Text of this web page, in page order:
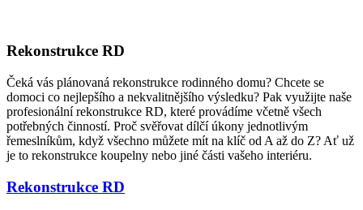
Rekonstrukce RD
Čeká vás plánovaná rekonstrukce rodinného domu? Chcete se
domoci co nejlepšího a nekvalitnějšího výsledku? Pak využijte naše
profesionální rekonstrukce RD, které provádíme včetně všech
potřebných činností. Proč svěřovat dílčí úkony jednotlivým
řemeslníkům, když všechno můžete mít na klíč od A až do Z? Ať už
je to rekonstrukce koupelny nebo jiné části vašeho interiéru.
Rekonstrukce RD